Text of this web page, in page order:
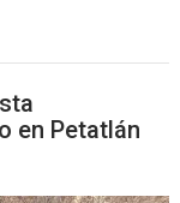
en Petatlán